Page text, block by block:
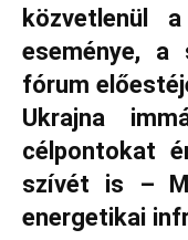
közvetlenül
eseménye, a
fórum
Ukrajna
célpontokat
szívét is –
energetikai